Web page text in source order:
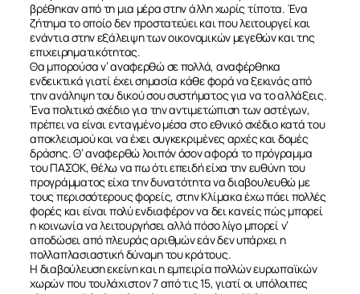
βρέθηκαν από τη μια μέρα στην άλλη χωρίς τίποτα. Ένα
ζήτημα το οποίο δεν προστατεύει και που λειτουργεί και
ενάντια στην εξάλειψη των οικονομικών μεγεθών και της
επιχειρηματικότητας.
Θα μπορούσα ν’ αναφερθώ σε πολλά, αναφέρθηκα
ενδεικτικά γιατί έχει σημασία κάθε φορά να ξεκινάς από
την ανάληψη του δικού σου συστήματος για να το αλλάξεις.
Ένα πολιτικό σχέδιο για την αντιμετώπιση των αστέγων,
πρέπει να είναι ενταγμένο μέσα στο εθνικό σχέδιο κατά του
αποκλεισμού και να έχει συγκεκριμένες αρχές και δομές
δράσης. Θ’ αναφερθώ λοιπόν όσον αφορά το πρόγραμμα
του ΠΑΣΟΚ, θέλω να πω ότι επειδή είχα την ευθύνη του
προγράμματος είχα την δυνατότητα να διαβουλευθώ με
τους περισσότερους φορείς, στην Κλίμακα έχω πάει πολλές
φορές και είναι πολύ ενδιαφέρον να δει κανείς πώς μπορεί
η κοινωνία να λειτουργήσει αλλά πόσο λίγο μπορεί ν’
αποδώσει από πλευράς αριθμών εάν δεν υπάρχει η
πολλαπλασιαστική δύναμη του κράτους.
Η διαβούλευση εκείνη και η εμπειρία πολλών ευρωπαϊκών
χωρών που τουλάχιστον 7 από τις 15, γιατί οι υπόλοιπες